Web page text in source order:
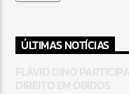
ÚLTIMAS NOTÍCIAS